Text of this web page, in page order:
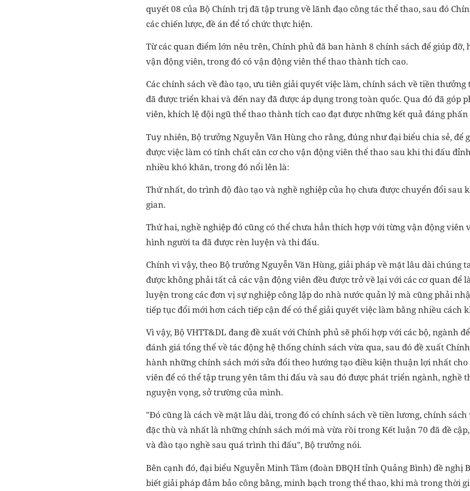
quyết 08 của Bộ Chính trị đã tập trung về lãnh đạo công tác thể thao, sau đó
các chiến lược, đề án để tổ chức thực hiện.
Từ các quan điểm lớn nêu trên, Chính phủ đã ban hành 8 chính sách để giúp đỡ,
vận động viên, trong đó có vận động viên thể thao thành tích cao.
Các chính sách về đào tạo, ưu tiên giải quyết việc làm, chính sách về tiền
đã được triển khai và đến nay đã được áp dụng trong toàn quốc. Qua đó đã góp
viên, khích lệ đội ngũ thể thao thành tích cao đạt được những kết quả đáng
Tuy nhiên, Bộ trưởng Nguyễn Văn Hùng cho rằng, đúng như đại biểu chia sẻ, để
được việc làm có tính chất căn cơ cho vận động viên thể thao sau khi thi đấu
nhiều khó khăn, trong đó nổi lên là:
Thứ nhất, do trình độ đào tạo và nghề nghiệp của họ chưa được chuyển đổi sau
gian.
Thứ hai, nghề nghiệp đó cũng có thể chưa hẳn thích hợp với từng vận động viên
hình người ta đã được rèn luyện và thi đấu.
Chính vì vậy, theo Bộ trưởng Nguyễn Văn Hùng, giải pháp về mặt lâu dài chúng
được không phải tất cả các vận động viên đều được trở về lại với các cơ quan để
luyện trong các đơn vị sự nghiệp công lập do nhà nước quản lý mà cũng phải
tiếp tục đổi mới hơn cách tiếp cận để có thể giải quyết việc làm bằng nhiều cách
Vì vậy, Bộ VHTT&DL đang đề xuất với Chính phủ sẽ phối hợp với các bộ, ngành
đánh giá tổng thể về tác động hệ thống chính sách vừa qua, sau đó đề xuất
hành những chính sách mới sửa đổi theo hướng tạo điều kiện thuận lợi nhất
viên để có thể tập trung yên tâm thi đấu và sau đó được phát triển ngành, nghề
nguyện vọng, sở trường của mình.
"Đó cũng là cách về mặt lâu dài, trong đó có chính sách về tiền lương, chính sách
đặc thù và nhất là những chính sách mới mà vừa rồi trong Kết luận 70 đã đề
và đào tạo nghề sau quá trình thi đấu", Bộ trưởng nói.
Bên cạnh đó, đại biểu Nguyễn Minh Tâm (đoàn ĐBQH tỉnh Quảng Bình) đề nghị
biết giải pháp đảm bảo công bằng, minh bạch trong thể thao, khi mà trong thời